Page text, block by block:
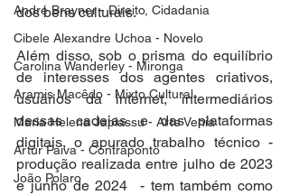
André Brayner - Direito, Cidadania
Cibele Alexandre Uchoa - Novelo
Carolina Wanderley - Mironga
Aramis Macêdo - Mixto Cultural
Maria Helena Japiassu - Arte Venia
Artur Paiva - Contraponto
João Polaro
dos bens culturais.
Além disso, sob o prisma do equilíbrio
de interesses dos agentes criativos,
usuários da internet, intermediários
dessas cadeias e das plataformas
digitais, o apurado trabalho técnico -
produção realizada entre julho de 2023
e junho de 2024  - tem também como